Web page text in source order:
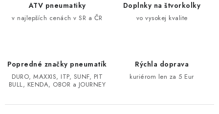
CF MOTO 800/850 GLADIATOR X8
POLARIS SPORTSMAN RZR 1000
LINHAI 400/500/M550/650
ATV pneumatiky
v najlepších cenách v SR a ČR
Doplnky na štvorkolky
vo vysokej kvalite
Popredné značky pneumatík
DURO, MAXXIS, ITP, SUNF, PIT
BULL, KENDA, OBOR a JOURNEY
Rýchla doprava
kuriérom len za 5 Eur